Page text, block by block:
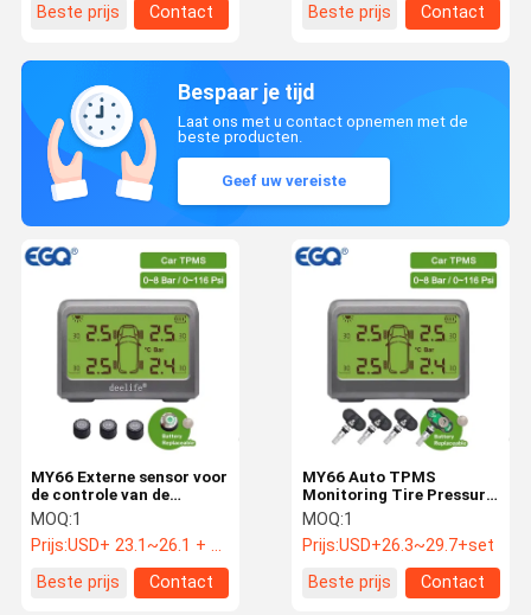
Beste prijs
Contact
Beste prijs
Contact
Bespaar je tijd
Laat ons met u contact opnemen met de
beste producten.
Geef uw vereiste
MY66 Auto TPMS
Monitoring Tire Pressure
433MHz Interne sensor
MOQ:1
Prijs:USD+26.3~29.7+set
Beste prijs
Contact
MY66 Externe sensor voor
de controle van de
bandenspanning
MOQ:1
Prijs:USD+ 23.1~26.1 + set
Beste prijs
Contact